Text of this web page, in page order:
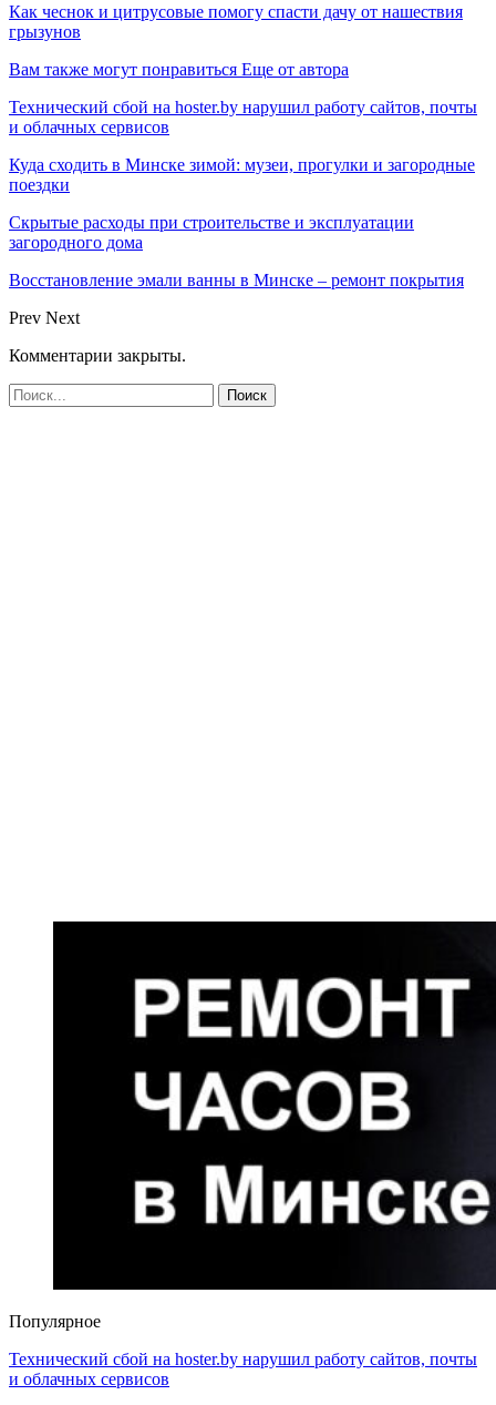
Как чеснок и цитрусовые помогу спасти дачу от нашествия
грызунов
Вам также могут понравиться Еще от автора
Технический сбой на hoster.by нарушил работу сайтов, почты
и облачных сервисов
Куда сходить в Минске зимой: музеи, прогулки и загородные
поездки
Скрытые расходы при строительстве и эксплуатации
загородного дома
Восстановление эмали ванны в Минске – ремонт покрытия
Prev Next
Комментарии закрыты.
Популярное
Технический сбой на hoster.by нарушил работу сайтов, почты
и облачных сервисов